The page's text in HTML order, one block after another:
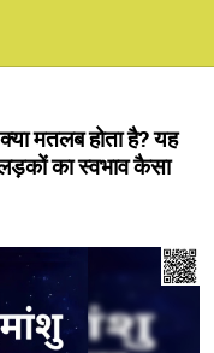
मतलब होता है? यह
का स्वभाव कैसा